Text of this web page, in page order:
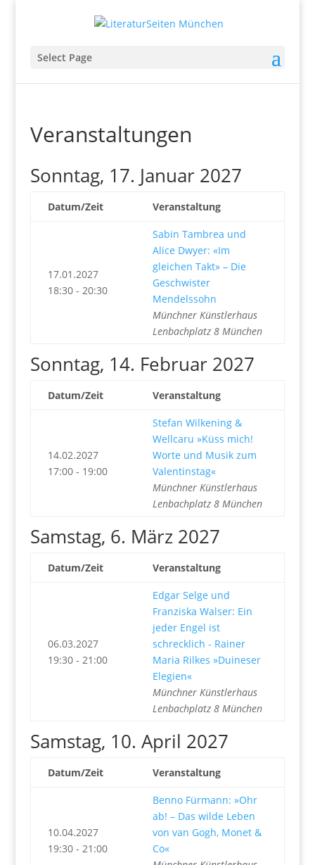
Select Page
Veranstaltungen
Sonntag, 17. Januar 2027
Datum/Zeit Veranstaltung
17.01.2027
18:30 - 20:30
Sabin Tambrea und
Alice Dwyer: «Im
gleichen Takt» – Die
Geschwister
Mendelssohn
Münchner Künstlerhaus
Lenbachplatz 8 München
Sonntag, 14. Februar 2027
Datum/Zeit Veranstaltung
14.02.2027
17:00 - 19:00
Stefan Wilkening &
Wellcaru »Küss mich!
Worte und Musik zum
Valentinstag«
Münchner Künstlerhaus
Lenbachplatz 8 München
Samstag, 6. März 2027
Datum/Zeit Veranstaltung
06.03.2027
19:30 - 21:00
Edgar Selge und
Franziska Walser: Ein
jeder Engel ist
schrecklich - Rainer
Maria Rilkes »Duineser
Elegien«
Münchner Künstlerhaus
Lenbachplatz 8 München
Samstag, 10. April 2027
Datum/Zeit Veranstaltung
10.04.2027
19:30 - 21:00
Benno Fürmann: »Ohr
ab! – Das wilde Leben
von van Gogh, Monet &
Co«